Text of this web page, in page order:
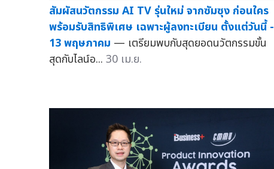
สัมผัสนวัตกรรม AI TV รุ่นใหม่ จากซัมซุง ก่อนใคร
พร้อมรับสิทธิพิเศษ เฉพาะผู้ลงทะเบียน ตั้งแต่วันนี้ -
13 พฤษภาคม — เตรียมพบกับสุดยอดนวัตกรรมขั้น
สุดกับไลน์อ... 30 เม.ย.